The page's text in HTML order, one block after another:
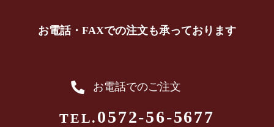
お電話・FAXでの注文も承っております
お電話でのご注文
TEL. 0572-56-5677